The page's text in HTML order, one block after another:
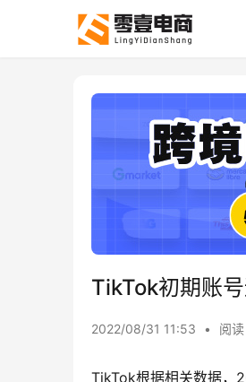
TikTok初期账
2022/08/31 11:53 • 阅
TikTok根据相关数据，